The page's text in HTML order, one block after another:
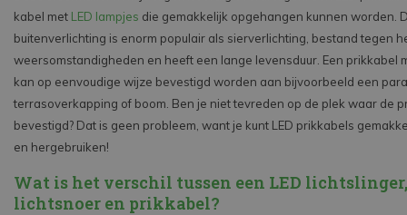
kabel met LED lampjes die gemakkelijk opgehangen kunnen worden.
buitenverlichting is enorm populair als sierverlichting, bestand tegen
weersomstandigheden en heeft een lange levensduur. Een prikkabel
kan op eenvoudige wijze bevestigd worden aan bijvoorbeeld een
terrasoverkapping of boom. Ben je niet tevreden op de plek waar de
bevestigd? Dat is geen probleem, want je kunt LED prikkabels
en hergebruiken!
Wat is het verschil tussen een LED lichtslinger,
lichtsnoer en prikkabel?